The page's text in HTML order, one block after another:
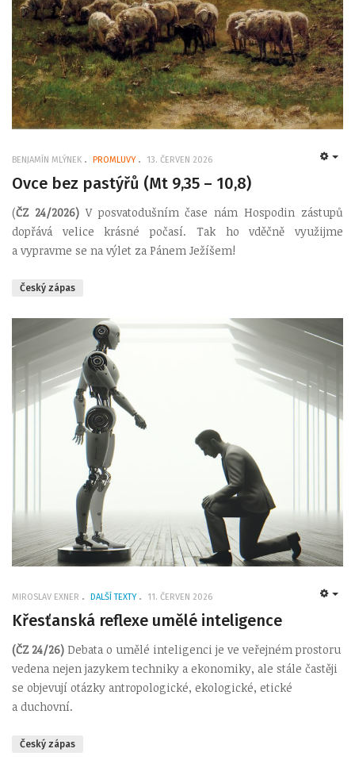
BENJAMÍN MLÝNEK PROMLUVY 13. ČERVEN 2026
Ovce bez pastýřů (Mt 9,35 – 10,8)
(ČZ 24/2026)V posvatodušním čase nám Hospodin zástupů
dopřává velice krásné počasí. Tak ho vděčně využijme
a vypravme se na výlet za Pánem Ježíšem!
Český zápas
MIROSLAV EXNER DALŠÍ TEXTY 11. ČERVEN 2026
Křesťanská reflexe umělé inteligence
(ČZ 24/26) Debata o umělé inteligenci je ve veřejném prostoru
vedena nejen jazykem techniky a ekonomiky, ale stále častěji
se objevují otázky antropologické, ekologické, etické
a duchovní.
Český zápas